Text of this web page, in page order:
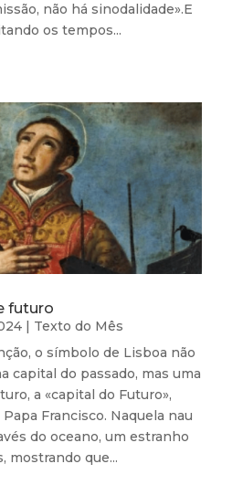
não há sinodalidade».E
os tempos...
futuro
| Texto do Mês
o símbolo de Lisboa não
capital do passado, mas uma
a «capital do Futuro»,
Francisco. Naquela nau
do oceano, um estranho
mostrando que...